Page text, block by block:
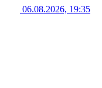
06.08.2026, 19:35